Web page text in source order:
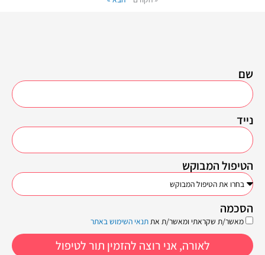
שם
נייד
הטיפול המבוקש
הסכמה
מאשר/ת שקראתי ומאשר/ת אתתנאי השימוש באתר
לאורה, אני רוצה להזמין תור לטיפול